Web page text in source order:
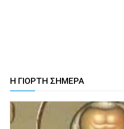
Η ΓΙΟΡΤΗ ΣΗΜΕΡΑ